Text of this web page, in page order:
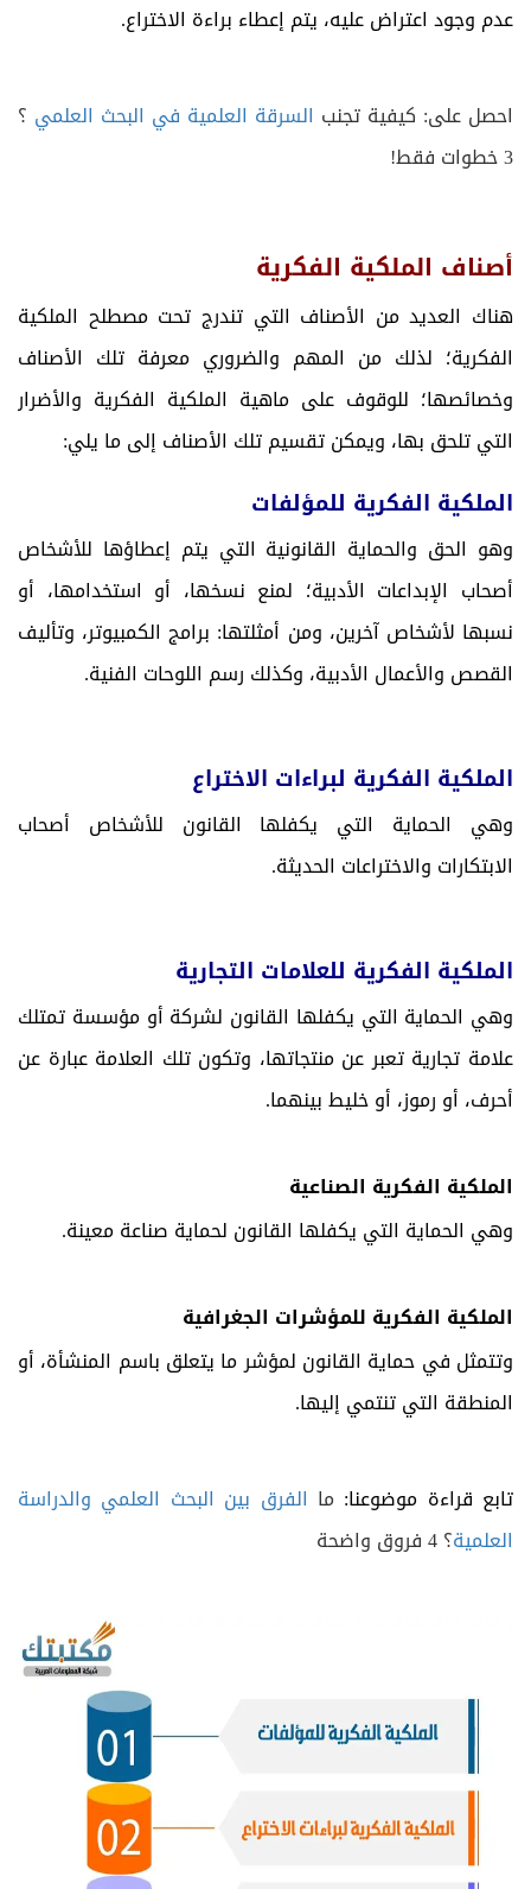
عدم وجود اعتراض عليه، يتم إعطاء براءة الاختراع.
احصل على: كيفية تجنب السرقة العلمية في البحث العلمي ؟
3 خطوات فقط!
أصناف الملكية الفكرية
هناك العديد من الأصناف التي تندرج تحت مصطلح الملكية
الفكرية؛ لذلك من المهم والضروري معرفة تلك الأصناف
وخصائصها؛ للوقوف على ماهية الملكية الفكرية والأضرار
التي تلحق بها، ويمكن تقسيم تلك الأصناف إلى ما يلي:
الملكية الفكرية للمؤلفات
وهو الحق والحماية القانونية التي يتم إعطاؤها للأشخاص
أصحاب الإبداعات الأدبية؛ لمنع نسخها، أو استخدامها، أو
نسبها لأشخاص آخرين، ومن أمثلتها: برامج الكمبيوتر، وتأليف
القصص والأعمال الأدبية، وكذلك رسم اللوحات الفنية.
الملكية الفكرية لبراءات الاختراع
وهي الحماية التي يكفلها القانون للأشخاص أصحاب
الابتكارات والاختراعات الحديثة.
الملكية الفكرية للعلامات التجارية
وهي الحماية التي يكفلها القانون لشركة أو مؤسسة تمتلك
علامة تجارية تعبر عن منتجاتها، وتكون تلك العلامة عبارة عن
أحرف، أو رموز، أو خليط بينهما.
الملكية الفكرية الصناعية
وهي الحماية التي يكفلها القانون لحماية صناعة معينة.
الملكية الفكرية للمؤشرات الجغرافية
وتتمثل في حماية القانون لمؤشر ما يتعلق باسم المنشأة، أو
المنطقة التي تنتمي إليها.
تابع قراءة موضوعنا: ما الفرق بين البحث العلمي والدراسة
العلمية؟ 4 فروق واضحة